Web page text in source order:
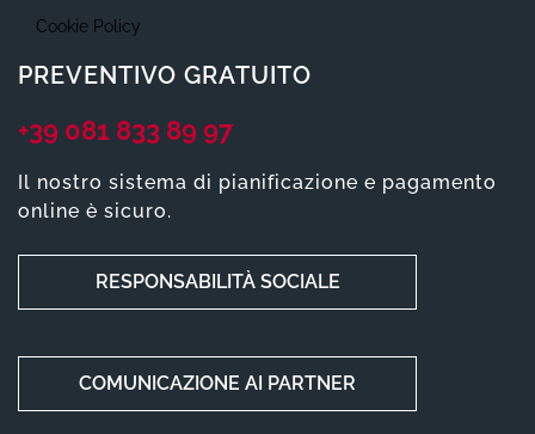
Cookie Policy
PREVENTIVO GRATUITO
+39 081 833 89 97
Il nostro sistema di pianificazione e pagamento
online è sicuro.
RESPONSABILITÀ SOCIALE
COMUNICAZIONE AI PARTNER